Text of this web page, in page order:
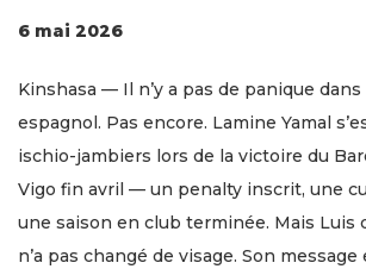
6 mai 2026
Kinshasa — Il n’y a pas de panique dans
espagnol. Pas encore. Lamine Yamal
ischio-jambiers lors de la victoire du
Vigo fin avril — un penalty inscrit, une
une saison en club terminée. Mais Luis
n’a pas changé de visage. Son